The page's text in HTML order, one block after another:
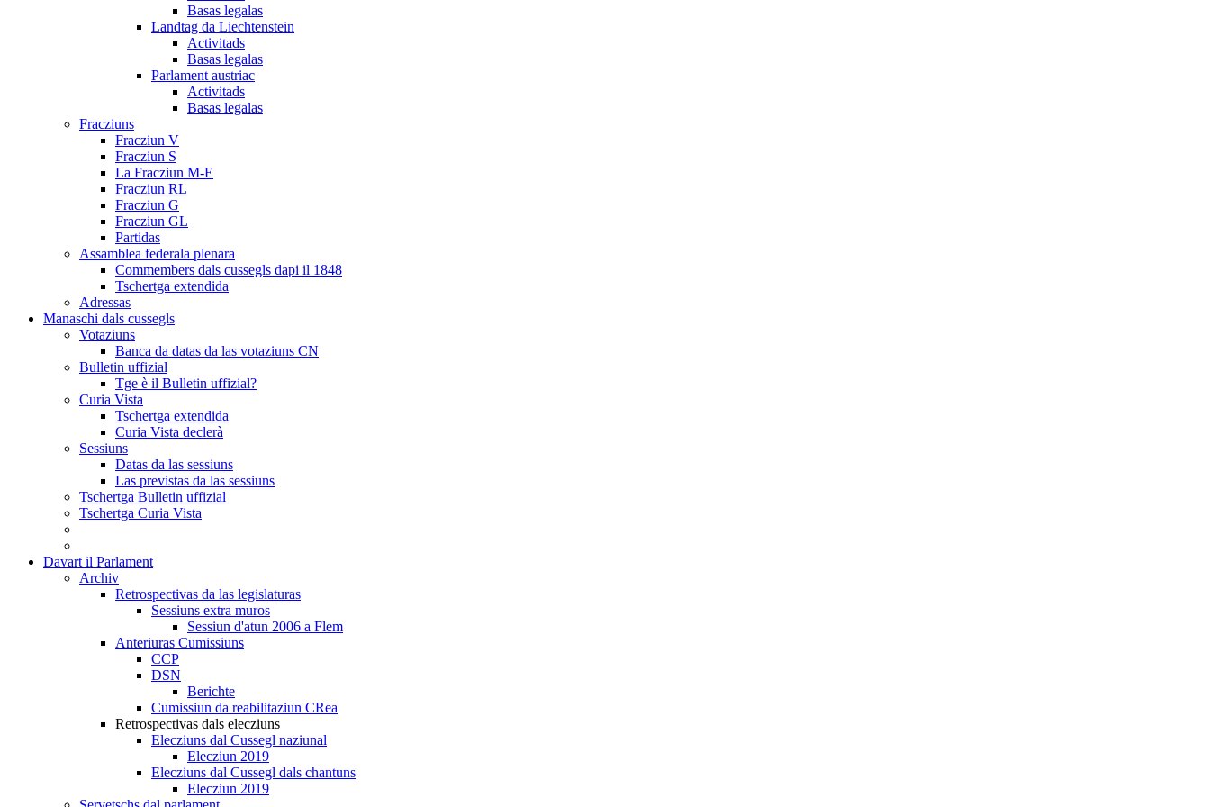
Basas legalas
Landtag da Liechtenstein
Activitads
Basas legalas
Parlament austriac
Activitads
Basas legalas
Fracziuns
Fracziun V
Fracziun S
La Fracziun M-E
Fracziun RL
Fracziun G
Fracziun GL
Partidas
Assamblea federala plenara
Commembers dals cussegls dapi il 1848
Tschertga extendida
Adressas
Manaschi dals cussegls
Votaziuns
Banca da datas da las votaziuns CN
Bulletin uffizial
Tge è il Bulletin uffizial?
Curia Vista
Tschertga extendida
Curia Vista declerà
Sessiuns
Datas da las sessiuns
Las previstas da las sessiuns
Tschertga Bulletin uffizial
Tschertga Curia Vista
Davart il Parlament
Archiv
Retrospectivas da las legislaturas
Sessiuns extra muros
Sessiun d'atun 2006 a Flem
Anteriuras Cumissiuns
CCP
DSN
Berichte
Cumissiun da reabilitaziun CRea
Retrospectivas dals elecziuns
Elecziuns dal Cussegl naziunal
Elecziun 2019
Elecziuns dal Cussegl dals chantuns
Elecziun 2019